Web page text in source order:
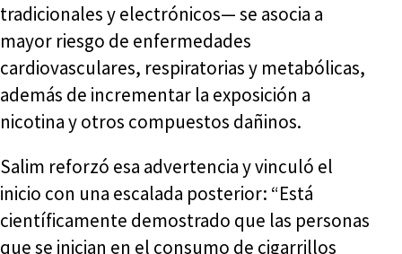
tradicionales y electrónicos— se asocia a
mayor riesgo de enfermedades
cardiovasculares, respiratorias y metabólicas,
además de incrementar la exposición a
nicotina y otros compuestos dañinos.
Salim reforzó esa advertencia y vinculó el
inicio con una escalada posterior: “Está
científicamente demostrado que las personas
que se inician en el consumo de cigarrillos